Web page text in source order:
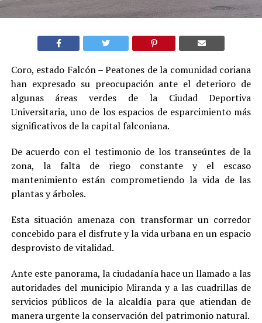
Coro, estado Falcón – Peatones de la comunidad coriana
han expresado su preocupación ante el deterioro de
algunas áreas verdes de la Ciudad Deportiva
Universitaria, uno de los espacios de esparcimiento más
significativos de la capital falconiana.
De acuerdo con el testimonio de los transeúntes de la
zona, la falta de riego constante y el escaso
mantenimiento están comprometiendo la vida de las
plantas y árboles.
Esta situación amenaza con transformar un corredor
concebido para el disfrute y la vida urbana en un espacio
desprovisto de vitalidad.
Ante este panorama, la ciudadanía hace un llamado a las
autoridades del municipio Miranda y a las cuadrillas de
servicios públicos de la alcaldía para que atiendan de
manera urgente la conservación del patrimonio natural.